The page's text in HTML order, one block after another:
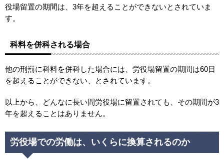
役場留置の期間は、3年を超えることができないとされていま
す。
科料を併科される場合
他の刑罰に科料を併科した場合には、労役場留置の期間は60日
を超えることができない、とされています。
以上から、どんなに長い間労役場に留置されても、その期間が3
年を超えることはありません。
労役場での労働は、いくらに換算されるのか